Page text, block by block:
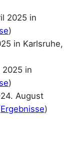
2025 in
)
in Karlsruhe,
2025 in
)
August
Ergebnisse)